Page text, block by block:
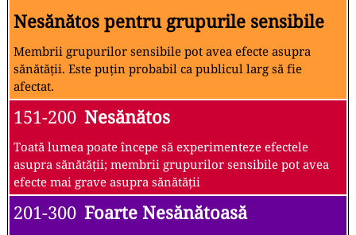
Nesănătos pentru grupurile sensibile
Membrii grupurilor sensibile pot avea efecte asupra
sănătății. Este puțin probabil ca publicul larg să fie
afectat.
151-200 Nesănătos
Toată lumea poate începe să experimenteze efectele
asupra sănătății; membrii grupurilor sensibile pot avea
efecte mai grave asupra sănătății
201-300 Foarte Nesănătoasă